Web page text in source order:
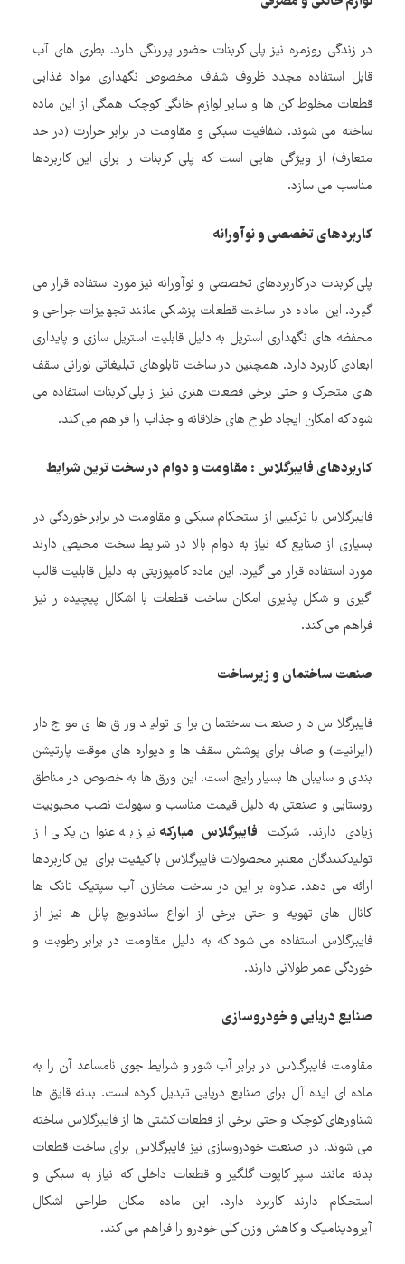
در زندگی روزمره نیز پلی کربنات حضور پررنگی دارد. بطری های آب
قابل استفاده مجدد ظروف شفاف مخصوص نگهداری مواد غذایی
قطعات مخلوط کن ها و سایر لوازم خانگی کوچک همگی از این ماده
ساخته می شوند. شفافیت سبکی و مقاومت در برابر حرارت (در حد
متعارف) از ویژگی هایی است که پلی کربنات را برای این کاربردها
مناسب می سازد.
کاربردهای تخصصی و نوآورانه
پلی کربنات در کاربردهای تخصصی و نوآورانه نیز مورد استفاده قرار می
گیرد. این ماده در ساخت قطعات پزشکی مانند تجهیزات جراحی و
محفظه های نگهداری استریل به دلیل قابلیت استریل سازی و پایداری
ابعادی کاربرد دارد. همچنین در ساخت تابلوهای تبلیغاتی نورانی سقف
های متحرک و حتی برخی قطعات هنری نیز از پلی کربنات استفاده می
شود که امکان ایجاد طرح های خلاقانه و جذاب را فراهم می کند.
کاربردهای فایبرگلاس : مقاومت و دوام در سخت ترین شرایط
فایبرگلاس با ترکیبی از استحکام سبکی و مقاومت در برابر خوردگی در
بسیاری از صنایع که نیاز به دوام بالا در شرایط سخت محیطی دارند
مورد استفاده قرار می گیرد. این ماده کامپوزیتی به دلیل قابلیت قالب
گیری و شکل پذیری امکان ساخت قطعات با اشکال پیچیده را نیز
فراهم می کند.
صنعت ساختمان و زیرساخت
فایبرگلاس در صنعت ساختمان برای تولید ورق های موج دار
(ایرانیت) و صاف برای پوشش سقف ها و دیواره های موقت پارتیشن
بندی و سایبان ها بسیار رایج است. این ورق ها به خصوص در مناطق
روستایی و صنعتی به دلیل قیمت مناسب و سهولت نصب محبوبیت
زیادی دارند. شرکت فایبرگلاس مبارکه نیز به عنوان یکی از
تولیدکنندگان معتبر محصولات فایبرگلاس با کیفیت برای این کاربردها
ارائه می دهد. علاوه بر این در ساخت مخازن آب سپتیک تانک ها
کانال های تهویه و حتی برخی از انواع ساندویچ پانل ها نیز از
فایبرگلاس استفاده می شود که به دلیل مقاومت در برابر رطوبت و
خوردگی عمر طولانی دارند.
صنایع دریایی و خودروسازی
مقاومت فایبرگلاس در برابر آب شور و شرایط جوی نامساعد آن را به
ماده ای ایده آل برای صنایع دریایی تبدیل کرده است. بدنه قایق ها
شناورهای کوچک و حتی برخی از قطعات کشتی ها از فایبرگلاس ساخته
می شوند. در صنعت خودروسازی نیز فایبرگلاس برای ساخت قطعات
بدنه مانند سپر کاپوت گلگیر و قطعات داخلی که نیاز به سبکی و
استحکام دارند کاربرد دارد. این ماده امکان طراحی اشکال
آیرودینامیک و کاهش وزن کلی خودرو را فراهم می کند.